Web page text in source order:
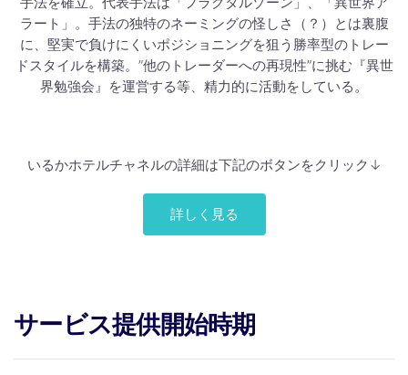
ラート」。手法の独特のネーミングの怪しさ（？）とは裏腹
に、堅実で負けにくいポジショニングを狙う勝率型のトレー
ドスタイルを構築。”他のトレーダーへの再現性”に挑む『異世
界勉強会』を運営する等、精力的に活動をしている。
いるかホテルチャネルの詳細は下記のボタンをクリック↓
詳しく見る
サービス提供開始時期